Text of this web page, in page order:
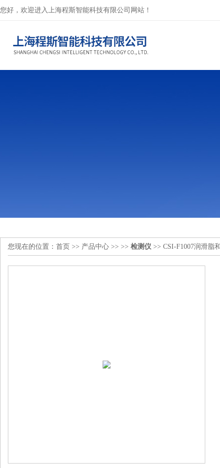
您好，欢迎进入上海程斯智能科技有限公司网站！
您现在的位置： 首页 >> 产品中心 >> >> 检测仪 >> CSI-F1007润滑脂